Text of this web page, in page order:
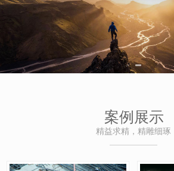
案例展示
精益求精，精雕细琢